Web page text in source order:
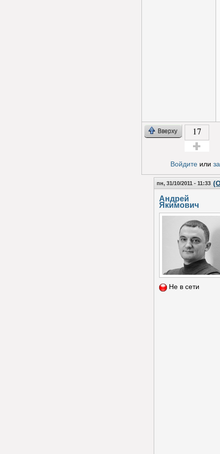
Вверху 17
Войдитеили
пн, 31/10/2011 - 11:33
Андрей
Якимович
Не в сети